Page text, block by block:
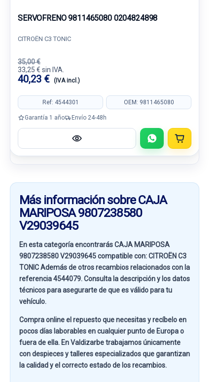
SERVOFRENO 9811465080 0204824898
CITROËN C3 TONIC
35,00 €
33,25 € sin IVA.
40,23 € (IVA incl.)
Ref: 4544301 OEM: 9811465080
Garantía 1 año Envío 24-48h
Más información sobre CAJA
MARIPOSA 9807238580
V29039645
En esta categoría encontrarás CAJA MARIPOSA
9807238580 V29039645 compatible con:CITROËN C3
TONICAdemás de otros recambios relacionados con la
referencia4544079. Consulta la descripción y los datos
técnicos para asegurarte de que es válido para tu
vehículo.
Compra online el repuesto que necesitas y recíbelo en
pocos días laborables en cualquier punto de Europa o
fuera de ella. EnValdizarbetrabajamos únicamente
con despieces y talleres especializados que garantizan
la calidad y el correcto estado de los recambios.